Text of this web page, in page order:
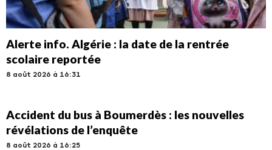
Alerte info. Algérie : la date de la rentrée
scolaire reportée
8 août 2026 à 16:31
Accident du bus à Boumerdès : les nouvelles
révélations de l’enquête
8 août 2026 à 16:25